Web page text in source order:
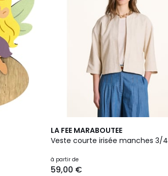
LA FEE MARABOUTEE
Veste courte irisée manches 3/4
à partir de
59,00 €
2
Couleurs